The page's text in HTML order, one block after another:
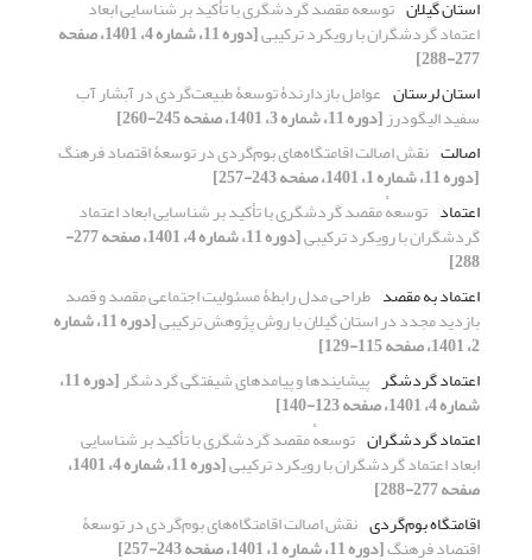
استان گیلان توسعهٔ مقصد گردشگری با تأکید بر شناسایی ابعاد
اعتماد گردشگران با رویکرد ترکیبی [دوره 11، شماره 4، 1401، صفحه
277-288]
استان لرستان عوامل بازدارندۀ توسعۀ طبیعت‏‌گردی در آبشار آب
سفید الیگودرز[دوره 11، شماره 3، 1401، صفحه 245-260]
اصالت نقش اصالت اقامتگاه‏‌های بوم‌‏گردی در توسعۀ اقتصاد فرهنگ
[دوره 11، شماره 1، 1401، صفحه 243-257]
اعتماد توسعهٔ مقصد گردشگری با تأکید بر شناسایی ابعاد اعتماد
گردشگران با رویکرد ترکیبی [دوره 11، شماره 4، 1401، صفحه 277-
288]
اعتماد به مقصد طراحی مدل رابطۀ مسئولیت اجتماعی مقصد و قصد
بازدید مجدد در استان گیلان با روش پژوهش ترکیبی [دوره 11، شماره
2، 1401، صفحه 115-129]
اعتماد گردشگر پیشایندها و پیامدهای شیفتگی گردشگر [دوره 11،
شماره 4، 1401، صفحه 123-140]
اعتماد گردشگران توسعهٔ مقصد گردشگری با تأکید بر شناسایی
ابعاد اعتماد گردشگران با رویکرد ترکیبی [دوره 11، شماره 4، 1401،
صفحه 277-288]
اقامتگاه ‏بوم‏‌گردی نقش اصالت اقامتگاه‏‌های بوم‌‏گردی در توسعۀ
اقتصاد فرهنگ[دوره 11، شماره 1، 1401، صفحه 243-257]